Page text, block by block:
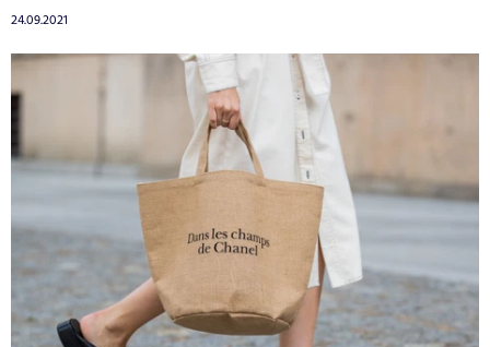
24.09.2021